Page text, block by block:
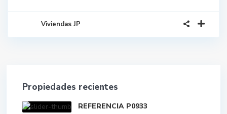
Viviendas JP
Propiedades recientes
REFERENCIA P0933